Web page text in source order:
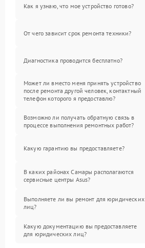
Как я узнаю, что мое устройство готово?
От чего зависит срок ремонта техники?
Диагностика проводится бесплатно?
Может ли вместо меня принять устройство
после ремонта другой человек, контактный
телефон которого я предоставлю?
Возможно ли получать обратную связь в
процессе выполнения ремонтных работ?
Какую гарантию вы предоставляете?
В каких районах Самары располагаются
сервисные центры Asus?
Выполняете ли вы ремонт для юридических
лиц?
Какую документацию вы предоставляете
для юридических лиц?